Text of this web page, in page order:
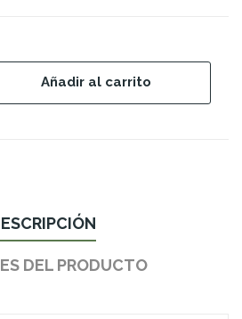
Añadir al carrito
DEL PRODUCTO